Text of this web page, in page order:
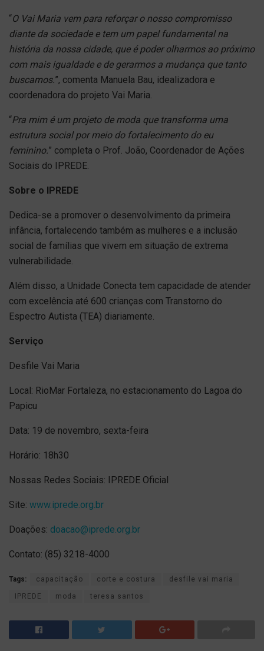
“O Vai Maria vem para reforçar o nosso compromisso
diante da sociedade e tem um papel fundamental na
história da nossa cidade, que é poder olharmos ao próximo
com mais igualdade e de gerarmos a mudança que tanto
buscamos.”, comenta Manuela Bau, idealizadora e
coordenadora do projeto Vai Maria.
“Pra mim é um projeto de moda que transforma uma
estrutura social por meio do fortalecimento do eu
feminino.” completa o Prof. João, Coordenador de Ações
Sociais do IPREDE.
Sobre o IPREDE
Dedica-se a promover o desenvolvimento da primeira
infância, fortalecendo também as mulheres e a inclusão
social de famílias que vivem em situação de extrema
vulnerabilidade.
Além disso, a Unidade Conecta tem capacidade de atender
com excelência até 600 crianças com Transtorno do
Espectro Autista (TEA) diariamente.
Serviço
Desfile Vai Maria
Local: RioMar Fortaleza, no estacionamento do Lagoa do
Papicu
Data: 19 de novembro, sexta-feira
Horário: 18h30
Nossas Redes Sociais: IPREDE Oficial
Site: www.iprede.org.br
Doações: doacao@iprede.org.br
Contato: (85) 3218-4000
Tags: capacitação corte e costura desfile vai maria
IPREDE moda teresa santos